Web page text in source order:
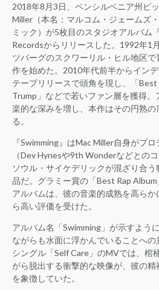
2018年8月3日、ペンシルベニア州ピ
Miller（本名：マルコム・ジェームズ
ミック）が5枚目のスタジオアルバム
Recordsからリリースした。1992年1
ツバーグのスクワーリル・ヒル地区
作を始めた。2010年代前半からイン
テープリリースで頭角を現し、「Best
Trump」などで若いファン層を獲得
楽的な深みを増し、本作はその円熟
る。
『Swimming』はMac Miller自身がプ
（Dev Hynesや9th Wonderなどとの
ソウル・サイケデリックが混ざり合
品だ。グラミー賞の「Best Rap
アルバムは、彼の音楽的成熟を高ら
ら高い評価を受けた。
アルバム名「Swimming」が示すよう
ながらも水面に浮かんでいることへ
シングル「Self Care」のMVでは、棺
がら脱出する衝撃的な映像が、彼の
を象徴していた。